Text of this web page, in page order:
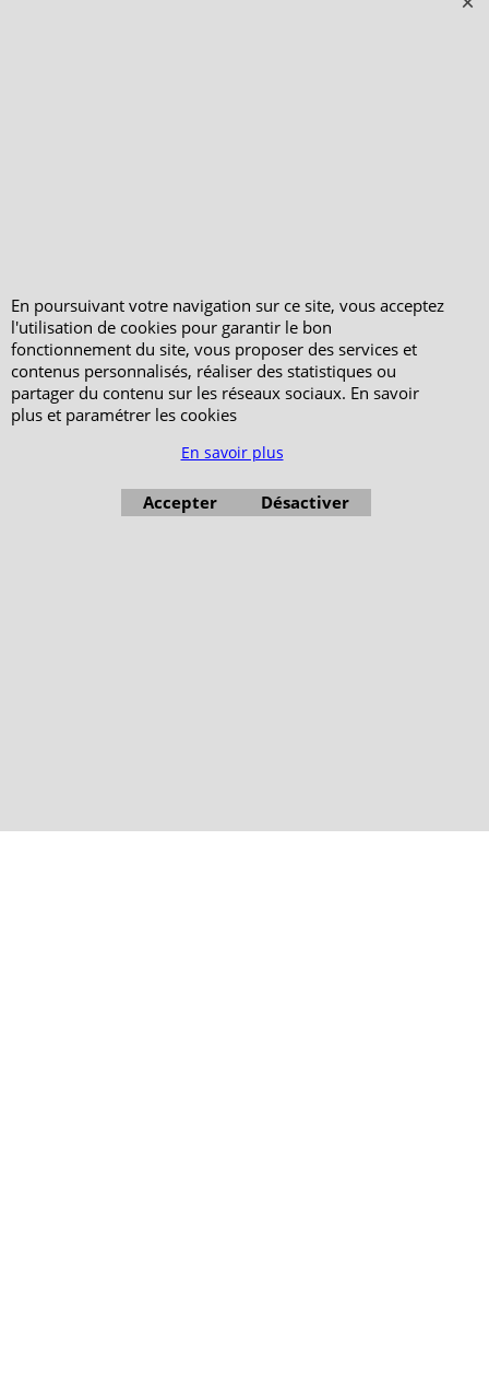
En poursuivant votre navigation sur ce site, vous acceptez
l'utilisation de cookies pour garantir le bon
fonctionnement du site, vous proposer des services et
contenus personnalisés, réaliser des statistiques ou
partager du contenu sur les réseaux sociaux. En savoir
plus et paramétrer les cookies
En savoir plus
Accepter Désactiver